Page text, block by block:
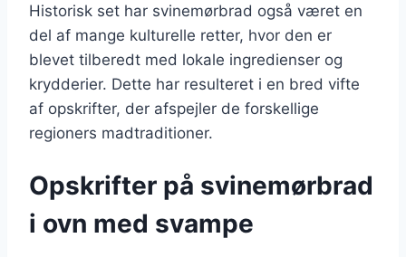
Historisk set har svinemørbrad også været en
del af mange kulturelle retter, hvor den er
blevet tilberedt med lokale ingredienser og
krydderier. Dette har resulteret i en bred vifte
af opskrifter, der afspejler de forskellige
regioners madtraditioner.
Opskrifter på svinemørbrad
i ovn med svampe